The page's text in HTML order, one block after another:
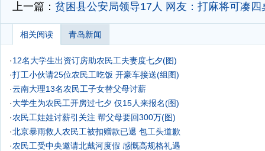
上一篇： 贫困县公安局领导17人 网友：打麻将可凑四
相关阅读 青岛新闻
·12名大学生出资订房助农民工夫妻度七夕(图)
·打工小伙请25位农民工吃饭 开豪车接送(组图)
·云南大理13名农民工子女替父母讨薪
·大学生为农民工开房过七夕 仅15人来报名(图)
·农民工娃娃讨薪引关注 帮父母要回300万(图)
·北京暴雨救人农民工被扣赠款已退 包工头道歉
·农民工受中央邀请北戴河度假 感慨高规格礼遇